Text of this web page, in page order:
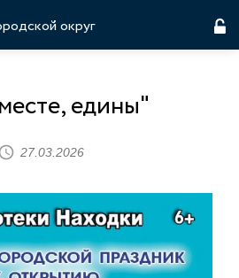
округ
едины"
27.03.2026